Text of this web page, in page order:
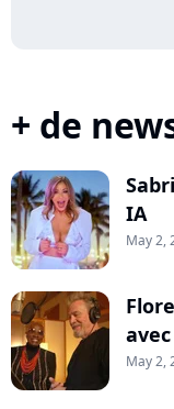
+ de
IA
May 2,
May 2,